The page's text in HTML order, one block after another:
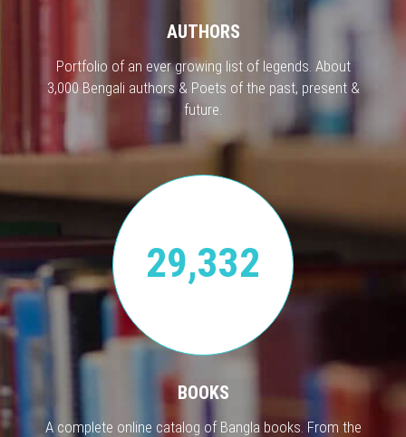
AUTHORS
Portfolio of an ever growing list of legends. About
3,000 Bengali authors & Poets of the past, present &
future.
29,332
BOOKS
A complete online catalog of Bangla books. From the